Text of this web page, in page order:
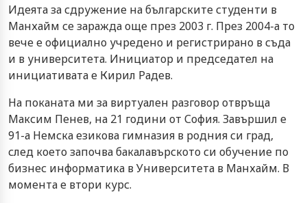
Идеята за сдружение на българските студенти в
Манхайм се заражда още през 2003 г. През 2004-а то
вече е официално учредено и регистрирано в съда
и в университета. Инициатор и председател на
инициативата е Кирил Радев.
На поканата ми за виртуален разговор отвръща
Максим Пенев, на 21 години от София. Завършил е
91-а Немска езикова гимназия в родния си град,
след което започва бакалавърското си обучение по
бизнес информатика в Университета в Манхайм. В
момента е втори курс.